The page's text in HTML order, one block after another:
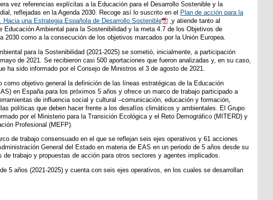
vez referencias explícitas a la Educación para el Desarrollo Sostenible y la
reflejadas en la Agenda 2030. Recoge así lo suscrito en el Plan de acción para la
Hacia una Estrategia Española de Desarrollo Sostenible
y atiende tanto al
Educación Ambiental para la Sostenibilidad y la meta 4.7 de los Objetivos de
2030 como a la consecución de los objetivos marcados por la Unión Europea.
para la Sostenibilidad (2021-2025) se sometió, inicialmente, a participación
de 2021. Se recibieron casi 500 aportaciones que fueron analizadas y, en su caso,
ha sido informado por el Consejo de Ministros el 3 de agosto de 2021.
como objetivo general la definición de las líneas estratégicas de la Educación
en España para los próximos 5 años y ofrece un marco de trabajo participado a
de influencia social y cultural –comunicación, educación y formación,
políticas que deben hacer frente a los desafíos climáticos y ambientales. El Grupo
por el Ministerio para la Transición Ecológica y el Reto Demográfico (MITERD) y
Profesional (MEFP).
de trabajo consensuado en el que se reflejan seis ejes operativos y 61 acciones
General del Estado en materia de EAS en un periodo de 5 años desde su
de trabajo y propuestas de acción para otros sectores y agentes implicados.
5 años (2021-2025) y cuenta con seis ejes operativos, en los cuales se desarrollan